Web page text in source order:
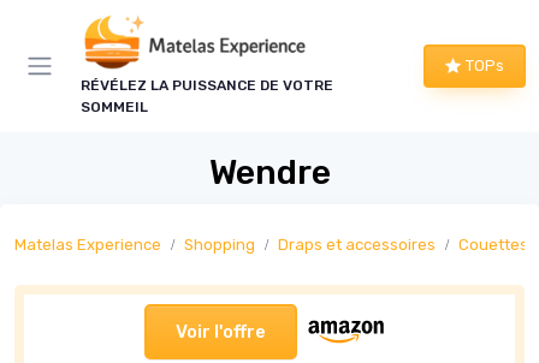
RÉVÉLEZ LA PUISSANCE DE VOTRE
SOMMEIL
TOPs
Wendre
Matelas Experience Shopping Draps et accessoires Couettes
Voir l'offre
Panneau de gestion des cookies